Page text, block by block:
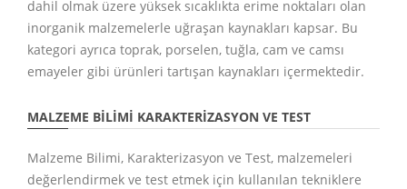
dahil olmak üzere yüksek sıcaklıkta erime noktaları olan
inorganik malzemelerle uğraşan kaynakları kapsar. Bu
kategori ayrıca toprak, porselen, tuğla, cam ve camsı
emayeler gibi ürünleri tartışan kaynakları içermektedir.
MALZEME BILIMI KARAKTERIZASYON VE TEST
Malzeme Bilimi, Karakterizasyon ve Test, malzemeleri
değerlendirmek ve test etmek için kullanılan tekniklere